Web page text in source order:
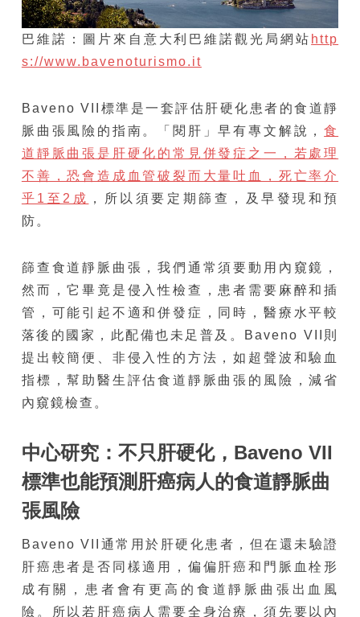
巴維諾：圖片來自意大利巴維諾觀光局網站 http
s://www.bavenoturismo.it
Baveno VII標準是一套評估肝硬化患者的食道靜
脈曲張風險的指南。「閱肝」早有專文解說，食
道靜脈曲張是肝硬化的常見併發症之一，若處理
不善，恐會造成血管破裂而大量吐血，死亡率介
乎1至2成 ，所以須要定期篩查，及早發現和預
防。
篩查食道靜脈曲張，我們通常須要動用內窺鏡，
然而，它畢竟是侵入性檢查，患者需要麻醉和插
管，可能引起不適和併發症，同時，醫療水平較
落後的國家，此配備也未足普及。Baveno VII則
提出較簡便、非侵入性的方法，如超聲波和驗血
指標，幫助醫生評估食道靜脈曲張的風險，減省
內窺鏡檢查。
中心研究：不只肝硬化， Baveno VII
標準也能預測肝癌病人的食道靜脈曲
張風險
Baveno VII通常用於肝硬化患者，但在還未驗證
肝癌患者是否同樣適用，偏偏肝癌和門脈血栓形
成有關，患者會有更高的食道靜脈曲張出血風
險。所以若肝癌病人需要全身治療，須先要以內